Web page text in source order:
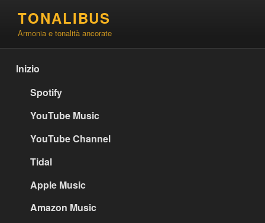
contenuto
TONALIBUS
Armonia e tonalità ancorate
Inizio
Spotify
YouTube Music
YouTube Channel
Tidal
Apple Music
Amazon Music